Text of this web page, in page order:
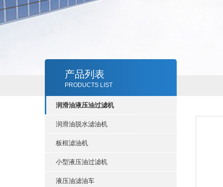
产品列表
PRODUCTS LIST
润滑油液压油过滤机
润滑油脱水滤油机
板框滤油机
小型液压油过滤机
液压油滤油车